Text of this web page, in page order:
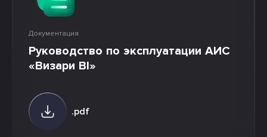
Документация
Руководство по эксплуатации АИС
«Визари BI»
.pdf